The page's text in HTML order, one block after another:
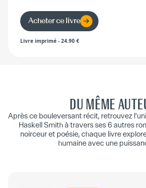
Haskell Smith.Acheter ce livre
Livre imprimé - 24.90 €
DU MÊME
Après ce bouleversant récit, retrouvez
Haskell Smith à travers ses 6 autres
noirceur et poésie, chaque livre
humaine avec une